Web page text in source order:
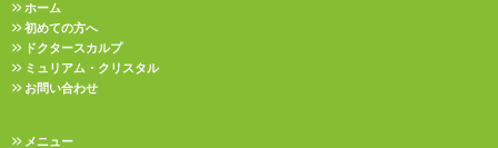
ホーム
初めての方へ
ドクタースカルプ
ミュリアム・クリスタル
お問い合わせ
メニュー